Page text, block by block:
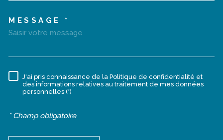
MESSAGE *
RÈGLEMENTATION
J'ai pris connaissance de la Politique de confidentialité et
des informations relatives au traitement de mes données
personnelles (*)
* Champ obligatoire